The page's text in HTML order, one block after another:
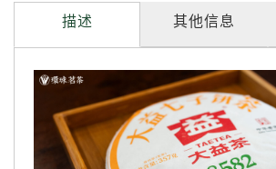
描述 其他信息